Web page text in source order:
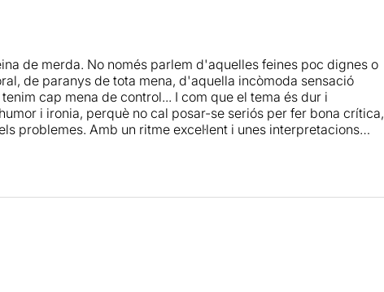
amb la sensació que tot el que expliquen, d'alguna manera o
un pas més enllà que no arriba mai. De totes maneres, fer
la bé (com ho fa la Calòrica) no tant.
de merda. No només parlem d'aquelles feines poc dignes o
de paranys de tota mena, d'aquella incòmoda sensació
cap mena de control... I com que el tema és dur i
i ironia, perquè no cal posar-se seriós per fer bona crítica,
problemes. Amb un ritme excel·lent i unes interpretacions
propers.